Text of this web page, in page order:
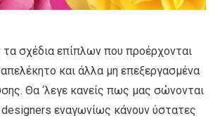
σχέδια επίπλων που προέρχονται
και άλλα μη επεξεργασμένα
Θα ‘λεγε κανείς πως μας σώνονται
designers εναγωνίως κάνουν ύστατες